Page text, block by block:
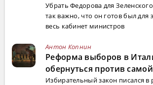
Убрать Федорова для
так важно, что он готов был для
весь кабинет министров
Антон Копнин
Реформа выборов в
обернуться против
Избирательный закон писался в